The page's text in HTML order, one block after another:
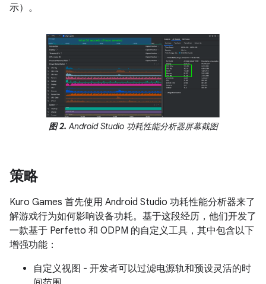
示）。
图 2. Android Studio 功耗性能分析器屏幕截图
策略
Kuro Games 首先使用 Android Studio 功耗性能分析器来了
解游戏行为如何影响设备功耗。基于这段经历，他们开发了
一款基于 Perfetto 和 ODPM 的自定义工具，其中包含以下
增强功能：
自定义视图 - 开发者可以过滤电源轨和预设灵活的时